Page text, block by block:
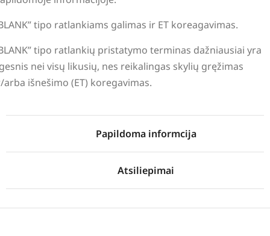
tipo ratlankiams galimas ir ET koreagavimas.
tipo ratlankių pristatymo terminas dažniausiai yra
nei visų likusių, nes reikalingas skylių gręžimas
arba išnešimo (ET) koregavimas.
Papildoma informcija
Atsiliepimai